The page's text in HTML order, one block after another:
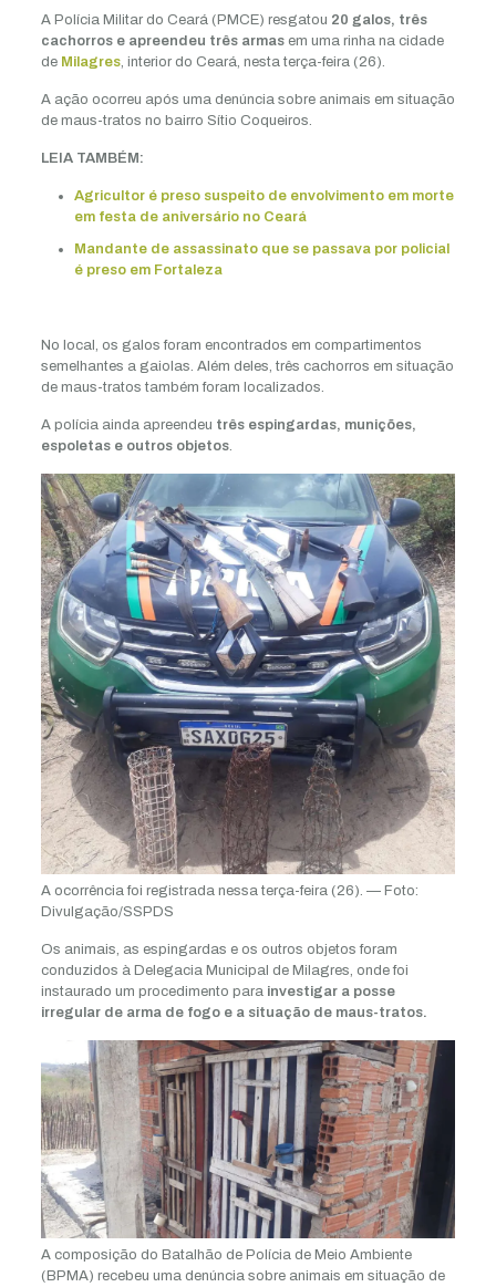
A Polícia Militar do Ceará (PMCE) resgatou 20 galos, três
cachorros e apreendeu três armasem uma rinha na cidade
de Milagres, interior do Ceará, nesta terça-feira (26).
A ação ocorreu após uma denúncia sobre animais em situação
de maus-tratos no bairro Sítio Coqueiros.
LEIA TAMBÉM:
Agricultor é preso suspeito de envolvimento em morte
em festa de aniversário no Ceará
Mandante de assassinato que se passava por policial
é preso em Fortaleza
No local, os galos foram encontrados em compartimentos
semelhantes a gaiolas. Além deles, três cachorros em situação
de maus-tratos também foram localizados.
A polícia ainda apreendeu três espingardas, munições,
espoletas e outros objetos.
A ocorrência foi registrada nessa terça-feira (26). — Foto:
Divulgação/SSPDS
Os animais, as espingardas e os outros objetos foram
conduzidos à Delegacia Municipal de Milagres, onde foi
instaurado um procedimento para investigar a posse
irregular de arma de fogo e a situação de maus-tratos.
A composição do Batalhão de Polícia de Meio Ambiente
(BPMA) recebeu uma denúncia sobre animais em situação de